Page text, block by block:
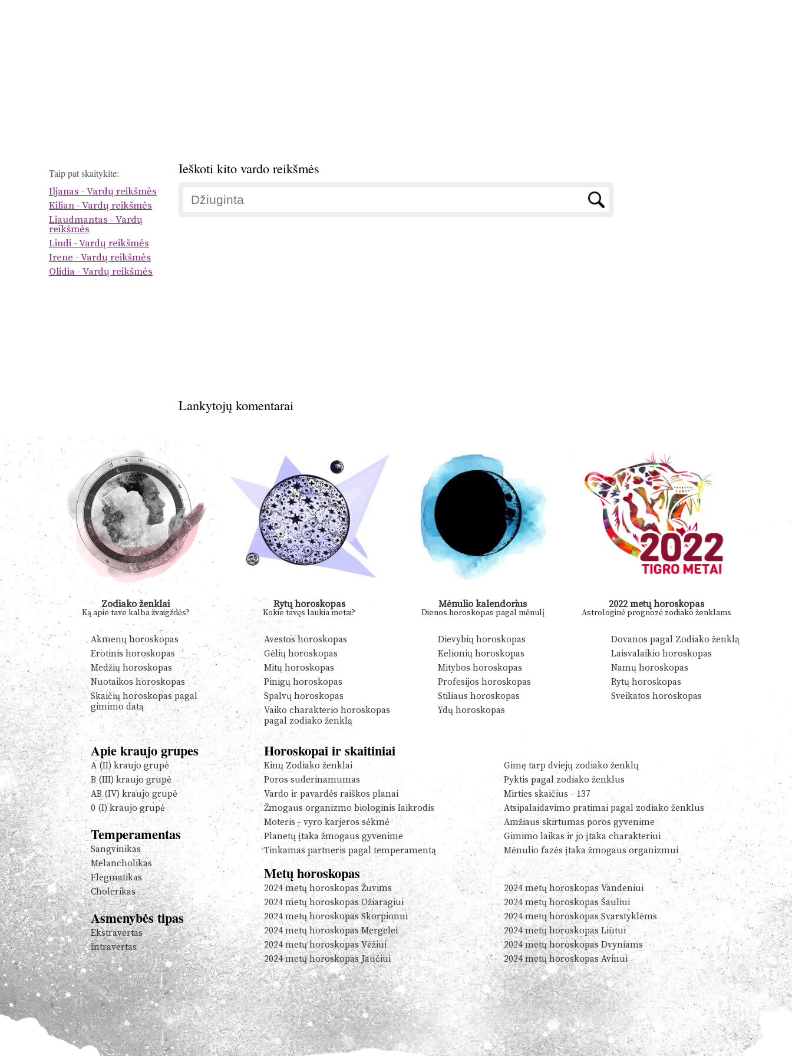
Taip pat skaitykite:
Iljanas - Vardų reikšmės
Kilian - Vardų reikšmės
Liaudmantas - Vardų
reikšmės
Lindi - Vardų reikšmės
Irene - Vardų reikšmės
Olidia - Vardų reikšmės
Ieškoti kito vardo reikšmės
Lankytojų komentarai
Zodiako ženklai
Ką apie tave kalba žvaigždės?
Rytų horoskopas
Kokie tavęs laukia metai?
Mėnulio kalendorius
Dienos horoskopas pagal mėnulį
2022 metų horoskopas
Astrologinė prognozė zodiako ženklams
Akmenų horoskopas Avestos horoskopas Dievybių horoskopas
Dovanos pagal Zodiako ženklą
Erotinis horoskopas
Gėlių horoskopas Kelionių horoskopas
Laisvalaikio horoskopas
Medžių horoskopas
Mitų horoskopas Mitybos horoskopas
Namų horoskopas
Nuotaikos horoskopas
Pinigų horoskopas Profesijos horoskopas
Rytų horoskopas
Skaičių horoskopas pagal
gimimo datą
Spalvų horoskopas Stiliaus horoskopas
Sveikatos horoskopas
Vaiko charakterio horoskopas
pagal zodiako ženklą
Ydų horoskopas
Apie kraujo grupes
A (II) kraujo grupė
B (III) kraujo grupė
AB (IV) kraujo grupė
0 (I) kraujo grupė
Temperamentas
Sangvinikas
Melancholikas
Flegmatikas
Cholerikas
Asmenybės tipas
Ekstravertas
Intravertas
Horoskopai ir skaitiniai
Kinų Zodiako ženklai
Gimę tarp dviejų zodiako ženklų
Poros suderinamumas
Pyktis pagal zodiako ženklus
Vardo ir pavardės raiškos planai
Mirties skaičius - 137
Žmogaus organizmo biologinis laikrodis
Atsipalaidavimo pratimai pagal zodiako ženklus
Moteris - vyro karjeros sėkmė
Amžiaus skirtumas poros gyvenime
Planetų įtaka žmogaus gyvenime
Gimimo laikas ir jo įtaka charakteriui
Tinkamas partneris pagal temperamentą
Mėnulio fazės įtaka žmogaus organizmui
Metų horoskopas
2024 metų horoskopas Žuvims
2024 metų horoskopas Vandeniui
2024 metų horoskopas Ožiaragiui
2024 metų horoskopas Šauliui
2024 metų horoskopas Skorpionui
2024 metų horoskopas Svarstyklėms
2024 metų horoskopas Mergelei
2024 metų horoskopas Liūtui
2024 metų horoskopas Vėžiui
2024 metų horoskopas Dvyniams
2024 metų horoskopas Jaučiui
2024 metų horoskopas Avinui